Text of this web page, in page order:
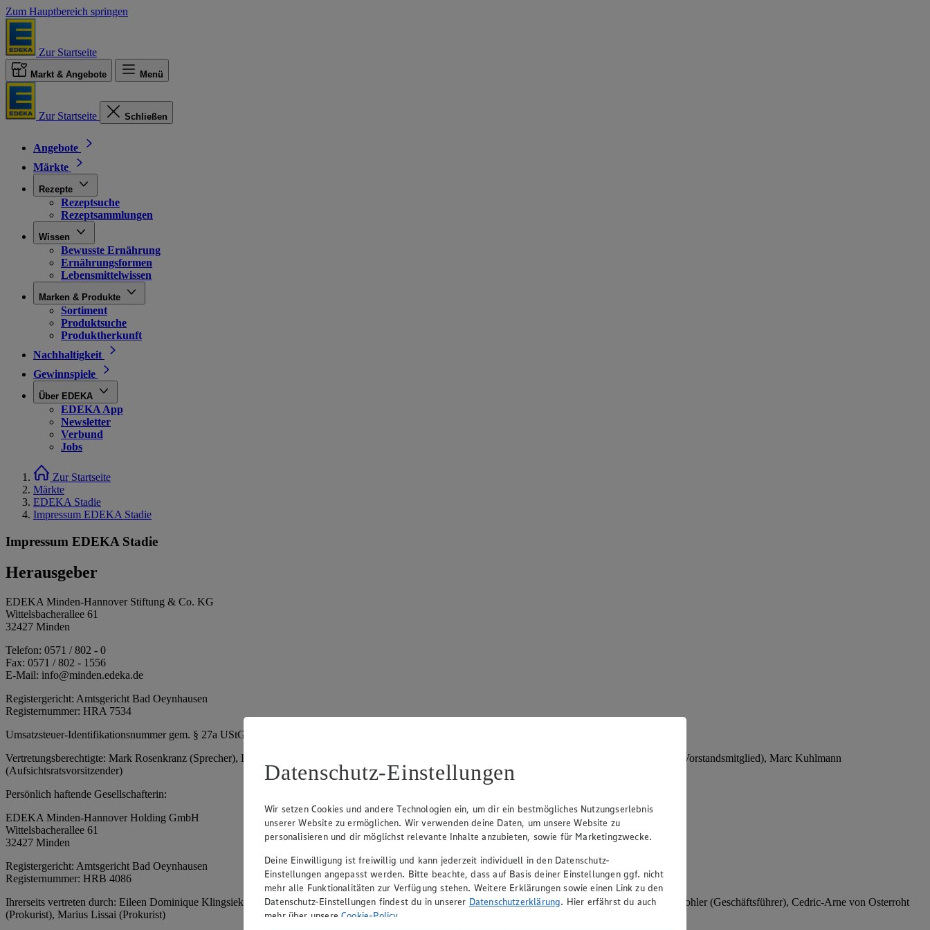
Zum Hauptbereich springen
Zur Startseite
Markt & Angebote Menü
Zur Startseite Schließen
Angebote
Märkte
Rezepte
Rezeptsuche
Rezeptsammlungen
Wissen
Bewusste Ernährung
Ernährungsformen
Lebensmittelwissen
Marken & Produkte
Sortiment
Produktsuche
Produktherkunft
Nachhaltigkeit
Gewinnspiele
Über EDEKA
EDEKA App
Newsletter
Verbund
Jobs
Zur Startseite
Märkte
EDEKA Stadie
Impressum EDEKA Stadie
Impressum EDEKA Stadie
Herausgeber
EDEKA Minden-Hannover Stiftung & Co. KG
Wittelsbacherallee 61
32427 Minden
Telefon: 0571 / 802 - 0
Fax: 0571 / 802 - 1556
E-Mail: info@minden.edeka.de
Registergericht: Amtsgericht Bad Oeynhausen
Registernummer: HRA 7534
Umsatzsteuer-Identifikationsnummer gem. § 27a UStG: DE 266067317
Vertretungsberechtigte: Mark Rosenkranz (Sprecher), Eileen Dominique Klingsiek (Vorstandsmitglied), Ulf-U. Plath (Vorstandsmitglied), Stephan Wohler (Vorstandsmitglied), Marc Kuhlmann
(Aufsichtsratsvorsitzender)
Persönlich haftende Gesellschafterin:
EDEKA Minden-Hannover Holding GmbH
Wittelsbacherallee 61
32427 Minden
Registergericht: Amtsgericht Bad Oeynhausen
Registernummer: HRB 4086
Ihrerseits vertreten durch: Eileen Dominique Klingsiek (Geschäftsführerin), Mark Rosenkranz (Geschäftsführer), Ulf-U. Plath (Geschäftsführer), Stephan Wohler (Geschäftsführer), Cedric-Arne von Osterroht
(Prokurist), Marius Lissai (Prokurist)
Datenschutz-Einstellungen
Wir setzen Cookies und andere Technologien ein, um dir ein bestmögliches Nutzungserlebnis
unserer Website zu ermöglichen. Wir verwenden deine Daten, um unsere Website zu
personalisieren und dir möglichst relevante Inhalte anzubieten, sowie für Marketingzwecke.
Deine Einwilligung ist freiwillig und kann jederzeit individuell in den Datenschutz-
Einstellungen angepasst werden. Bitte beachte, dass auf Basis deiner Einstellungen ggf. nicht
mehr alle Funktionalitäten zur Verfügung stehen. Weitere Erklärungen sowie einen Link zu den
Datenschutz-Einstellungen findest du in unserer Datenschutzerklärung. Hier erfährst du auch
mehr über unsereCookie-Policy.